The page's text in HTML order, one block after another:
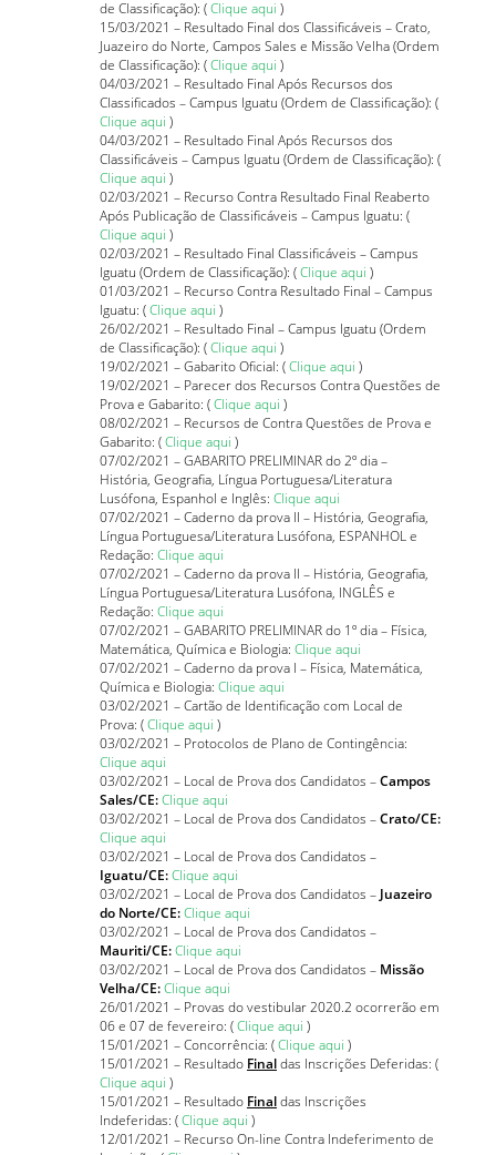
de Classificação): (Clique aqui )
15/03/2021 – Resultado Final dos Classificáveis – Crato,
Juazeiro do Norte, Campos Sales e Missão Velha (Ordem
de Classificação): (Clique aqui )
04/03/2021 – Resultado Final Após Recursos dos
Classificados – Campus Iguatu (Ordem de Classificação): (
Clique aqui )
04/03/2021 – Resultado Final Após Recursos dos
Classificáveis – Campus Iguatu (Ordem de Classificação): (
Clique aqui )
02/03/2021 – Recurso Contra Resultado Final Reaberto
Após Publicação de Classificáveis –Campus Iguatu: (
Clique aqui )
02/03/2021 – Resultado Final Classificáveis – Campus
Iguatu (Ordem de Classificação): (Clique aqui )
01/03/2021 – Recurso Contra Resultado Final –Campus
Iguatu: (Clique aqui )
26/02/2021 – Resultado Final – Campus Iguatu (Ordem
de Classificação): (Clique aqui )
19/02/2021 – Gabarito Oficial: (Clique aqui )
19/02/2021 – Parecer dos Recursos Contra Questões de
Prova e Gabarito: (Clique aqui )
08/02/2021 – Recursos de Contra Questões de Prova e
Gabarito: (Clique aqui )
07/02/2021 – GABARITO PRELIMINAR do 2º dia –
História, Geografia, Língua Portuguesa/Literatura
Lusófona, Espanhol e Inglês: Clique aqui
07/02/2021 – Caderno da prova II – História, Geografia,
Língua Portuguesa/Literatura Lusófona, ESPANHOL e
Redação: Clique aqui
07/02/2021 – Caderno da prova II – História, Geografia,
Língua Portuguesa/Literatura Lusófona, INGLÊS e
Redação: Clique aqui
07/02/2021 – GABARITO PRELIMINAR do 1º dia – Física,
Matemática, Química e Biologia: Clique aqui
07/02/2021 – Caderno da prova I – Física, Matemática,
Química e Biologia: Clique aqui
03/02/2021 – Cartão de Identificação com Local de
Prova: (Clique aqui )
03/02/2021 – Protocolos de Plano de Contingência:
Clique aqui
03/02/2021 – Local de Prova dos Candidatos –Campos
Sales/CE:Clique aqui
03/02/2021 – Local de Prova dos Candidatos –Crato/CE:
Clique aqui
03/02/2021 – Local de Prova dos Candidatos –
Iguatu/CE:Clique aqui
03/02/2021 – Local de Prova dos Candidatos – Juazeiro
do Norte/CE:Clique aqui
03/02/2021 – Local de Prova dos Candidatos –
Mauriti/CE:Clique aqui
03/02/2021 – Local de Prova dos Candidatos – Missão
Velha/CE:Clique aqui
26/01/2021 – Provas do vestibular 2020.2 ocorrerão em
06 e 07 de fevereiro: (Clique aqui )
15/01/2021 – Concorrência: (Clique aqui )
15/01/2021 – Resultado Finaldas Inscrições Deferidas: (
Clique aqui )
15/01/2021 – Resultado Finaldas Inscrições
Indeferidas: (Clique aqui )
12/01/2021 – Recurso On-line Contra Indeferimento de